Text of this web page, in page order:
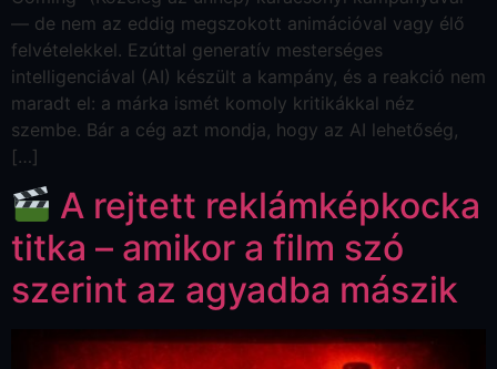
— de nem az eddig megszokott animációval vagy élő
felvételekkel. Ezúttal generatív mesterséges
intelligenciával (AI) készült a kampány, és a reakció nem
maradt el: a márka ismét komoly kritikákkal néz
szembe. Bár a cég azt mondja, hogy az AI lehetőség,
[…]
A rejtett reklámképkocka
titka – amikor a film szó
szerint az agyadba mászik